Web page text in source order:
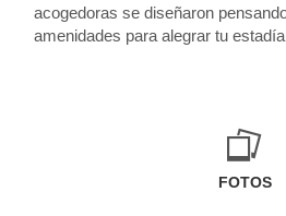
acogedoras se diseñaron
amenidades para alegrar tu
FOTOS